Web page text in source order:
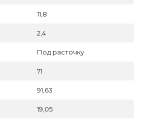
11,8
2,4
Под расточку
71
91,63
19,05